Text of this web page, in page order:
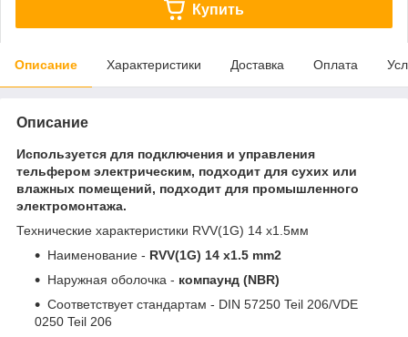
Купить
Описание Характеристики Доставка Оплата
Описание
Используется для подключения и управления
тельфером электрическим, подходит для сухих или
влажных помещений, подходит для промышленного
электромонтажа.
Технические характеристики RVV(1G) 14 x1.5мм
Наименование - RVV(1G) 14 x1.5 mm2
Наружная оболочка - компаунд (NBR)
Соответствует стандартам - DIN 57250 Teil 206/VDE
0250 Teil 206